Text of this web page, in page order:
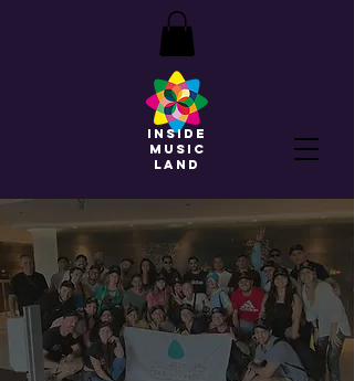
INSIDE
MUSIC
land